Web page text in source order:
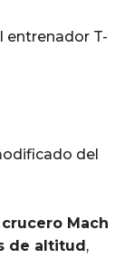
entrenador T-
del
Mach
de altitud,